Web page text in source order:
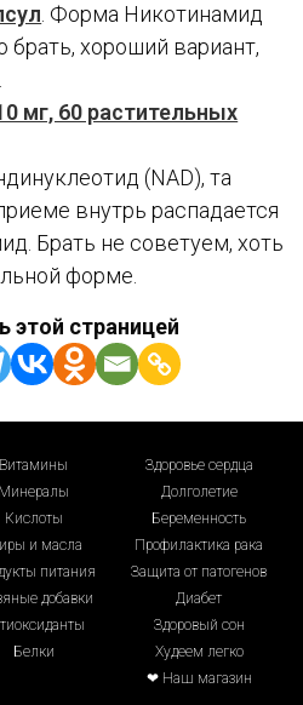
. Форма Никотинамид
брать, хороший вариант,
мг, 60 растительных
(NAD), та
внутрь распадается
Брать не советуем, хоть
форме.
этой страницей
Витамины
Минералы
Кислоты
и масла
питания
добавки
Белки
Здоровье сердца
Долголетие
Беременность
Профилактика рака
Защита от патогенов
Диабет
Здоровый сон
Худеем легко
❤ Наш магазин